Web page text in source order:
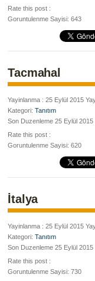
Rate this post :
Goruntulenme Sayisi: 643
Tacmahal
Yayinlanma : 25 Eylül 2015
Kategori:Tanıtım
Son Duzenleme 25 Eylül 2015
Rate this post :
Goruntulenme Sayisi: 620
İtalya
Yayinlanma : 25 Eylül 2015
Kategori:Tanıtım
Son Duzenleme 25 Eylül 2015
Rate this post :
Goruntulenme Sayisi: 730